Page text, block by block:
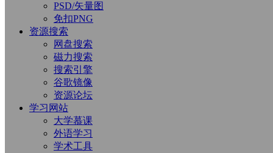
PSD/矢量图
免扣PNG
资源搜索
网盘搜索
磁力搜索
搜索引擎
谷歌镜像
资源论坛
学习网站
大学慕课
外语学习
学术工具